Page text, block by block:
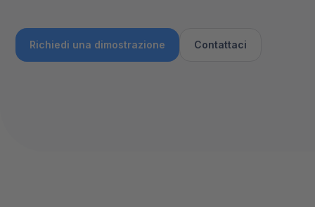
Richiedi una dimostrazione Contattaci